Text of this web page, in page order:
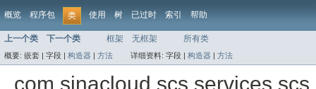
概览 程序包 类 使用 树 已过时 索引 帮助
上一个类 下一个类 框架 无框架 所有类
概要: 嵌套 | 字段 | 构造器 | 方法 详细资料: 字段 | 构造器 | 方法